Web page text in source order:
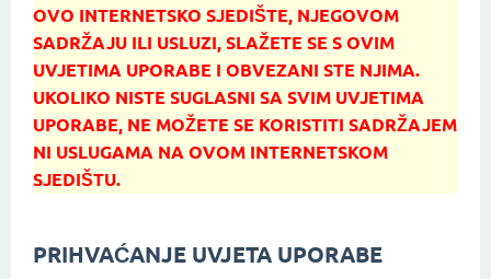
OVO INTERNETSKO SJEDIŠTE, NJEGOVOM
SADRŽAJU ILI USLUZI, SLAŽETE SE S OVIM
UVJETIMA UPORABE I OBVEZANI STE NJIMA.
UKOLIKO NISTE SUGLASNI SA SVIM UVJETIMA
UPORABE, NE MOŽETE SE KORISTITI SADRŽAJEM
NI USLUGAMA NA OVOM INTERNETSKOM
SJEDIŠTU.
PRIHVAĆANJE UVJETA UPORABE